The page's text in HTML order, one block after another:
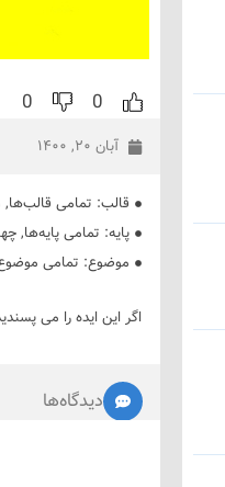
0
0
آبان ۲۰, ۱۴۰۰
قالب: تمامی قالب‌ها,
پایه: تمامی پایه‌ها,
موضوع: تمامی
اگر این ایده را می
دیدگاه‌ها